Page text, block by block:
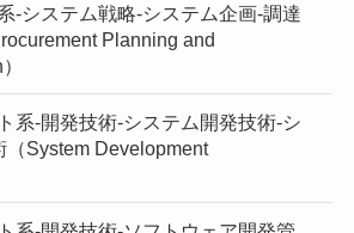
-システム戦略-システム企画-調達
Planning and
系-開発技術-システム開発技術-シ
（System Development